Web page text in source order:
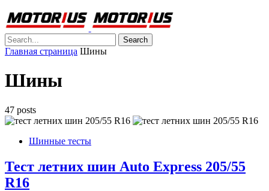
Search
Главная страница Шины
Шины
47 posts
Шинные тесты
Тест летних шин Auto Express 205/55
R16